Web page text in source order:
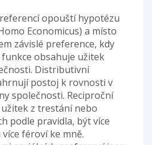
opouští hypotézu
Economicus) a místo
závislé preference, kdy
obsahuje užitek
Distributivní
postoj k rovnosti v
společnosti. Reciproční
z trestání nebo
podle pravidla, být více
féroví ke mně.